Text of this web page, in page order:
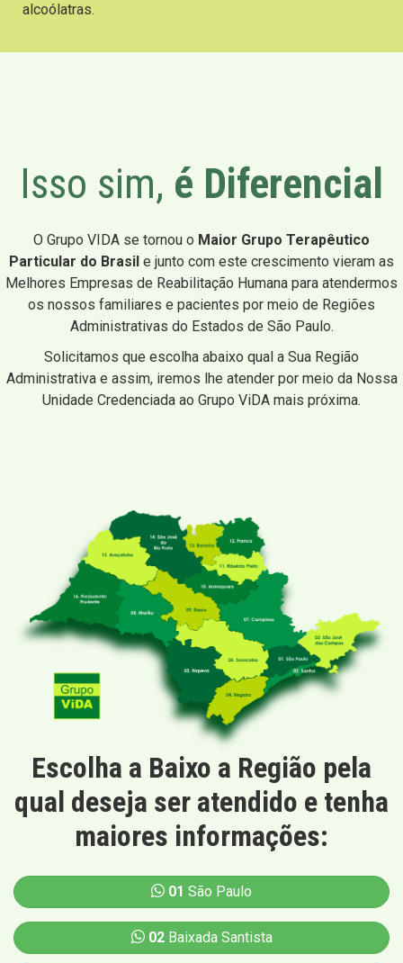
alcoólatras.
Isso sim, é Diferencial
O Grupo VIDA se tornou o Maior Grupo Terapêutico
Particular do Brasil e junto com este crescimento vieram as
Melhores Empresas de Reabilitação Humana para atendermos
os nossos familiares e pacientes por meio de Regiões
Administrativas do Estados de São Paulo.
Solicitamos que escolha abaixo qual a Sua Região
Administrativa e assim, iremos lhe atender por meio da Nossa
Unidade Credenciada ao Grupo ViDA mais próxima.
Escolha a Baixo a Região pela
qual deseja ser atendido e tenha
maiores informações:
01 São Paulo
02Baixada Santista